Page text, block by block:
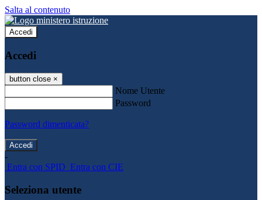
Salta al contenuto
Accedi
Accedi
button close ×
Nome Utente
Password
Password dimenticata?
-
Entra con SPID Entra con CIE
Seleziona utente